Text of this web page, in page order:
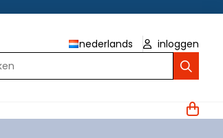
nederlands
inloggen